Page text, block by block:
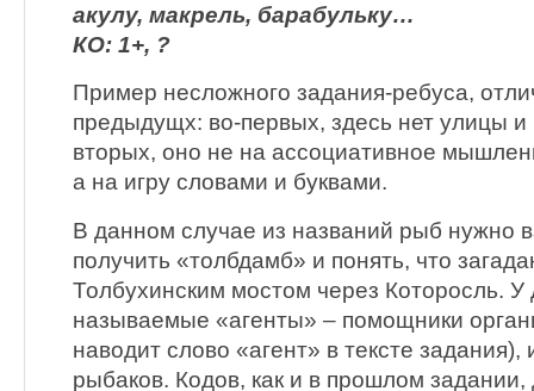
акулу, макрель, барабульку…
КО: 1+, ?
Пример несложного задания-ребуса,
предыдущх: во-первых, здесь нет улицы
вторых, оно не на ассоциативное
а на игру словами и буквами.
В данном случае из названий рыб нужно
получить «толбдамб» и понять, что
Толбухинским мостом через Которосль.
называемые «агенты» – помощники
наводит слово «агент» в тексте
рыбаков. Кодов, как и в прошлом